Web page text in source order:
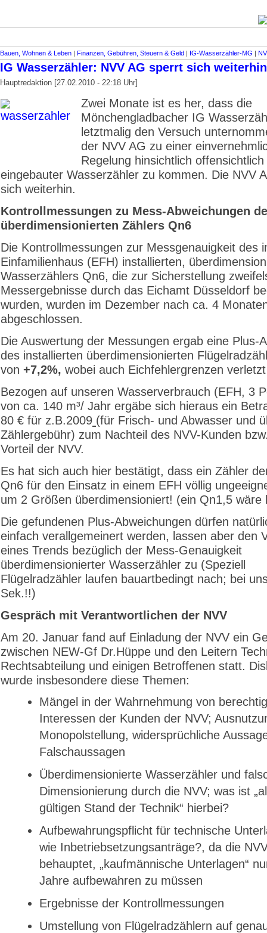
Bauen, Wohnen & Leben | Finanzen, Gebühren, Steuern & Geld | IG-Wasserzähler-MG |
IG Wasserzähler: NVV AG sperrt sich weiterhin
Hauptredaktion [27.02.2010 - 22:18 Uhr]
Zwei Monate ist es her, dass die
Mönchengladbacher IG
letztmalig den Versuch
der NVV AG zu einer
Regelung hinsichtlich
eingebauter Wasserzähler zu kommen. Die NVV
sich weiterhin.
Kontrollmessungen zu Mess-Abweichungen
überdimensionierten Zählers Qn6
Die Kontrollmessungen zur Messgenauigkeit des
Einfamilienhaus (EFH) installierten,
Wasserzählers Qn6, die zur Sicherstellung
Messergebnisse durch das Eichamt Düsseldorf
wurden, wurden im Dezember nach ca. 4
abgeschlossen.
Die Auswertung der Messungen ergab eine Plus-
des installierten überdimensio­nierten
von +7,2%, wobei auch Eichfehlergrenzen
Bezogen auf unseren Wasserverbrauch (EFH, 3
von ca. 140 m³/ Jahr ergäbe sich hieraus ein
80 € für z.B.2009 (für Frisch- und Abwasser und
Zählergebühr) zum Nachteil des NVV-Kunden
Vorteil der NVV.
Es hat sich auch hier bestätigt, dass ein Zähler
Qn6 für den Einsatz in einem EFH völlig
um 2 Größen überdimensioniert! (ein Qn1,5 wäre
Die gefundenen Plus-Abweichungen dürfen
einfach verallgemeinert werden, lassen aber den
eines Trends bezüglich der Mess-Genauigkeit
überdimensionierter Wasserzähler zu (Speziell
Flügelradzähler laufen bauartbedingt nach; bei
Sek.!!)
Gespräch mit Verantwortlichen der NVV
Am 20. Januar fand auf Einladung der NVV ein
zwischen NEW-Gf Dr.Hüppe und den Leitern
Rechtsabteilung und einigen Betroffenen statt.
wurde insbesondere diese Themen:
Mängel in der Wahrnehmung von
Interessen der Kunden der NVV;
Monopolstellung, widersprüchliche
Falschaussagen
Überdimensionierte Wasserzähler und
Dimensionierung durch die NVV; was ist
gültigen Stand der Technik“ hierbei?
Aufbewahrungspflicht für technische
wie Inbetriebsetzungsanträge?, da die
behauptet, „kaufmännische Unterlagen“
Jahre aufbewahren zu müssen
Ergebnisse der Kontrollmessungen
Umstellung von Flügelradzählern auf